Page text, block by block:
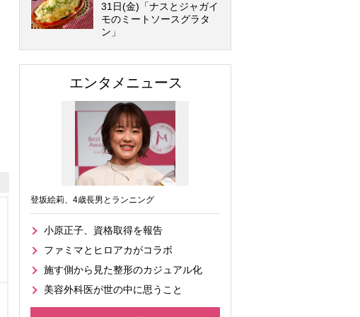
31日(金)「ナスとジャガイ
モのミートソースグラタ
ン」
エンタメニュース
登坂絵莉、4歳長男とランニング
小原正子、資格取得を報告
ファミマとヒロアカがコラボ
施す側から見た整形のカジュアル化
美容外科医が世の中に思うこと